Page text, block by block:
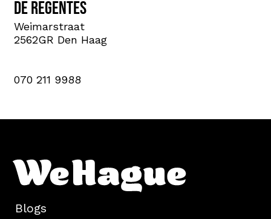
De Regentes
Weimarstraat
2562GR Den Haag
070 211 9988
Blogs